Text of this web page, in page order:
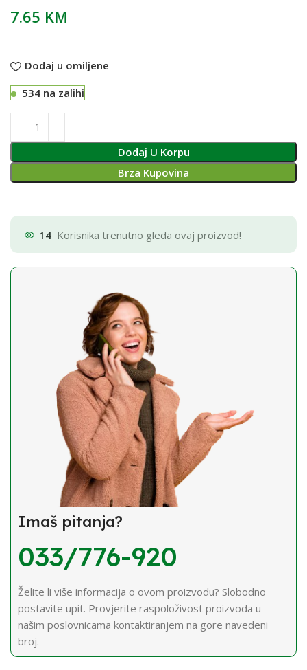
7.65 KM
Dodaj u omiljene
534 na zalihi
Dodaj U Korpu
Brza Kupovina
14 Korisnika trenutno gleda ovaj proizvod!
Imaš pitanja?
033/776-920
Želite li više informacija o ovom proizvodu? Slobodno
postavite upit. Provjerite raspoloživost proizvoda u
našim poslovnicama kontaktiranjem na gore navedeni
broj.